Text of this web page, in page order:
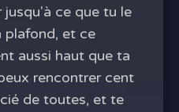
jusqu'à ce que tu le
plafond, et ce
aussi haut que ta
rencontrer cent
de toutes, et te